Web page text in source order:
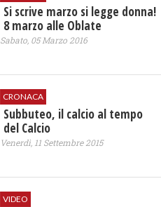
Si scrive marzo si legge donna!
8 marzo alle Oblate
Sabato, 05 Marzo 2016
CRONACA
Subbuteo, il calcio al tempo
del Calcio
Venerdì, 11 Settembre 2015
VIDEO